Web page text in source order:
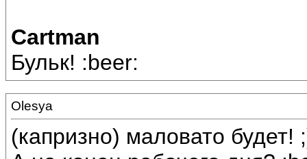
Cartman
Бульк! :beer:
Olesya
(капризно) маловато будет!